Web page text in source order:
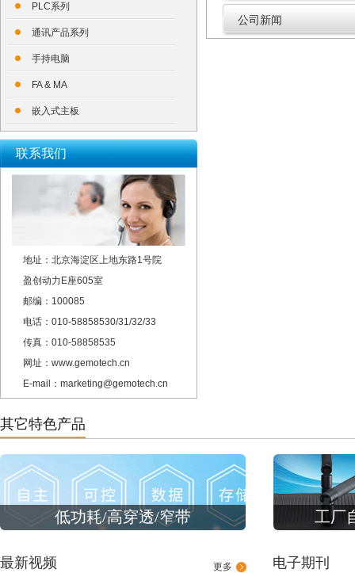
PLC系列
通讯产品系列
手持电脑
FA & MA
嵌入式主板
联系我们
地址：北京海淀区上地东路1号院
盈创动力E座605室
邮编：100085
电话：010-58858530/31/32/33
传真：010-58858535
网址：www.gemotech.cn
E-mail：marketing@gemotech.cn
公司新闻
其它特色产品
低功耗/高穿透/窄带 工厂
更多
最新视频 电子期刊